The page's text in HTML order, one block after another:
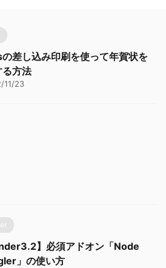
差し込み印刷を使って年賀状を
る方法
11/23
】必須アドオン「Node
」の使い方